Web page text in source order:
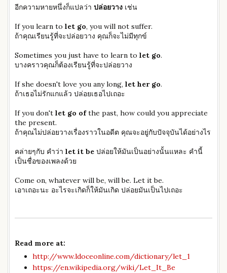
อีกความหายหนึ่งก็แปลว่า ปล่อยวาง เช่น
If you learn to let go, you will not suffer.
ถ้าคุณเรียนรู้ที่จะปล่อยวาง คุณก็จะไม่มีทุกข์
Sometimes you just have to learn to let go.
บางคราวคุณก็ต้องเรียนรู้ที่จะปล่อยวาง
If she doesn't love you any long, let her go.
ถ้าเธอไม่รักแกแล้ว ปล่อยเธอไปเถอะ
If you don't let go ofthe past, how could you appreciate
the present.
ถ้าคุณไม่ปล่อยวางเรื่องราวในอดีต คุณจะอยู่กับปัจจุบันได้อย่างไร
คล่ายๆกับ คำว่า let it be ปล่อยให้มันเป็นอย่างนั้นแหละ คำนี้
เป็นชื่อของเพลงด้วย
Come on, whatever will be, will be. Let it be.
เอาเถอะนะ อะไรจะเกิดก็ให้มันเกิด ปล่อยมันเป็นไปเถอะ
Read more at:
http://www.ldoceonline.com/dictionary/let_1
https://en.wikipedia.org/wiki/Let_It_Be